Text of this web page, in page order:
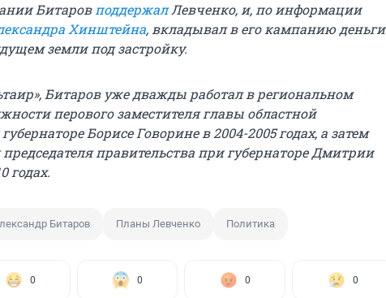
Битаров поддержалЛевченко, и, по информации
Хинштейна, вкладывал в его кампанию деньги
земли под застройку.
Битаров уже дважды работал в региональном
перового заместителя главы областной
Борисе Говорине в 2004-2005 годах, а затем
председателя правительства при губернаторе Дмитрии
годах.
Битаров Планы Левченко Политика
0 0 0 0